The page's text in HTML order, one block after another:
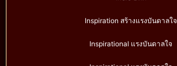
Inspiration สร้างแรงบันดาลใจ
Inspirational แรงบันดาลใจ